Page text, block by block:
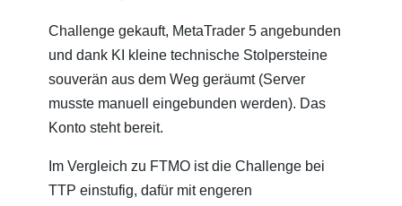
Challenge gekauft, MetaTrader 5 angebunden
und dank KI kleine technische Stolpersteine
souverän aus dem Weg geräumt (Server
musste manuell eingebunden werden). Das
Konto steht bereit.
Im Vergleich zu FTMO ist die Challenge bei
TTP einstufig, dafür mit engeren